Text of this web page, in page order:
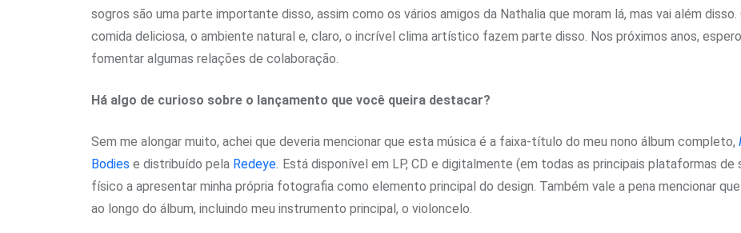
sogros são uma parte importante disso, assim como os vários amigos da Nathalia que moram lá, mas vai além
comida deliciosa, o ambiente natural e, claro, o incrível clima artístico fazem parte disso. Nos próximos anos,
fomentar algumas relações de colaboração.
Há algo de curioso sobre o lançamento que você queira destacar?
Sem me alongar muito, achei que deveria mencionar que esta música é a faixa-título do meu nono álbum completo,
Bodies e distribuído pela Redeye. Está disponível em LP, CD e digitalmente (em todas as principais plataformas
físico a apresentar minha própria fotografia como elemento principal do design. Também vale a pena mencionar
ao longo do álbum, incluindo meu instrumento principal, o violoncelo.